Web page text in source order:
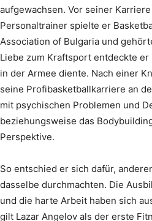
aufgewachsen. Vor seiner
Personaltrainer spielte er
Association of Bulgaria und
Liebe zum Kraftsport entdeckte
in der Armee diente. Nach einer
seine Profibasketballkarriere an
mit psychischen Problemen und
beziehungsweise das
Perspektive.
So entschied er sich dafür,
dasselbe durchmachten. Die
und die harte Arbeit haben sich
gilt Lazar Angelov als der erste